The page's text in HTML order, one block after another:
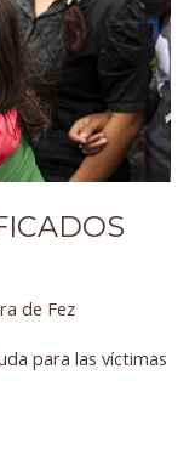
de Fez
para las víctimas